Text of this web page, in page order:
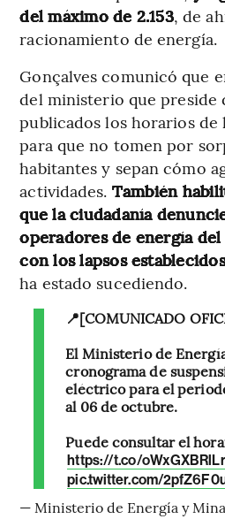
del máximo de 2.153, de
racionamiento de energía.
Gonçalves comunicó que
del ministerio que preside
publicados los horarios de
para que no tomen por
habitantes y sepan cómo
actividades. También
que la ciudadanía
operadores de energía
con los lapsos establecidos
ha estado sucediendo.
📍[COMUNICADO
El Ministerio de
cronograma de
eléctrico para el
al 06 de octubre.
Puede consultar el
https://t.co/oWxGXBRlLr
pic.twitter.com/
— Ministerio de Energía y